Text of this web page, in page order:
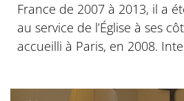
France de 2007 à 2013, il a
au service de l’Église à ses
accueilli à Paris, en 2008.